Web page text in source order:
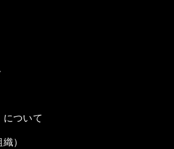
ついて
）